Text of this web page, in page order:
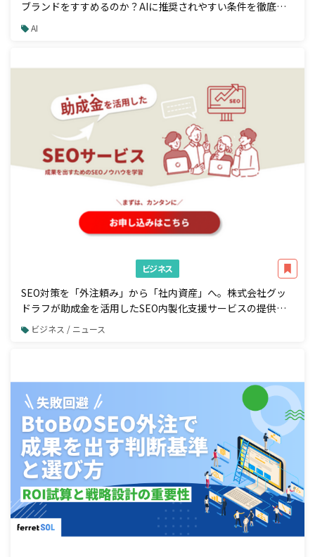
ブランドをすすめるのか？AIに推奨されやすい条件を徹底解
説 AI
ビジネス
SEO対策を「外注頼み」から「社内資産」へ。株式会社グッ
ドラフが助成金を活用したSEO内製化支援サービスの提供を
開始ビジネス / ニュース